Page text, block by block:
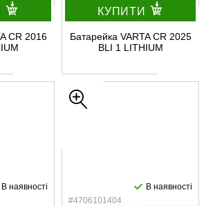
CR 2016
КУПИТИ
Батарейка VARTA CR 2025
BLI 1 LITHIUM
В наявності
#4706101404
В наявності